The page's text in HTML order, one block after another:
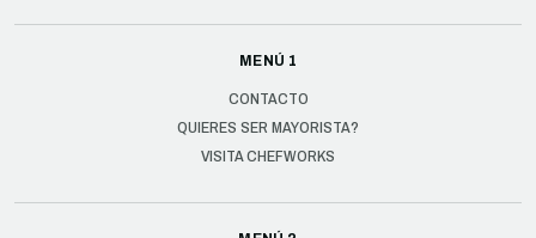
MENÚ 1
CONTACTO
QUIERES SER MAYORISTA?
VISITA CHEFWORKS